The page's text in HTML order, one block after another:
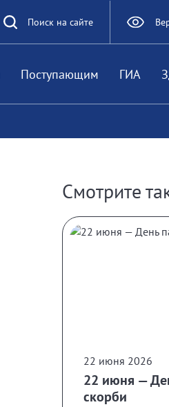
Поиск на сайте
Поступающим ГИА
Смотрите
22 июня 2026
22 июня —
скорби